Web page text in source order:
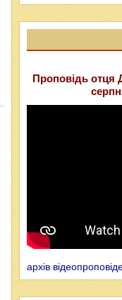
Проповідь отця
архів